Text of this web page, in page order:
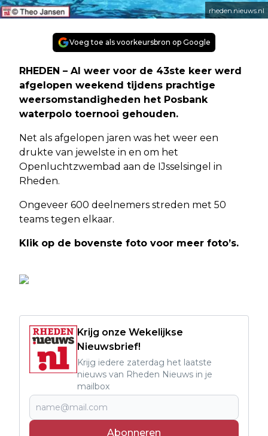
rheden.nieuws.nl
Voeg toe als voorkeursbron op Google
RHEDEN – Al weer voor de 43ste keer werd
afgelopen weekend tijdens prachtige
weersomstandigheden het Posbank
waterpolo toernooi gehouden.
Net als afgelopen jaren was het weer een
drukte van jewelste in en om het
Openluchtzwembad aan de IJsselsingel in
Rheden.
Ongeveer 600 deelnemers streden met 50
teams tegen elkaar.
Klik op de bovenste foto voor meer foto’s.
Krijg onze Wekelijkse
Nieuwsbrief!
Krijg iedere zaterdag het laatste
nieuws van Rheden Nieuws in je
mailbox
Abonneren